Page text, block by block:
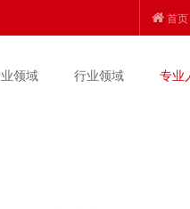
首页
领域 行业领域 专业